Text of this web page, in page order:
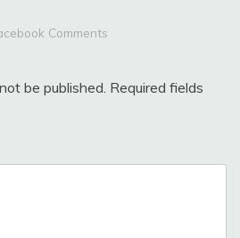
Comments
be published. Required fields